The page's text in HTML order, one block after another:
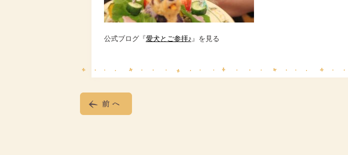
公式ブログ『愛犬とご参拝♪ 』を見る